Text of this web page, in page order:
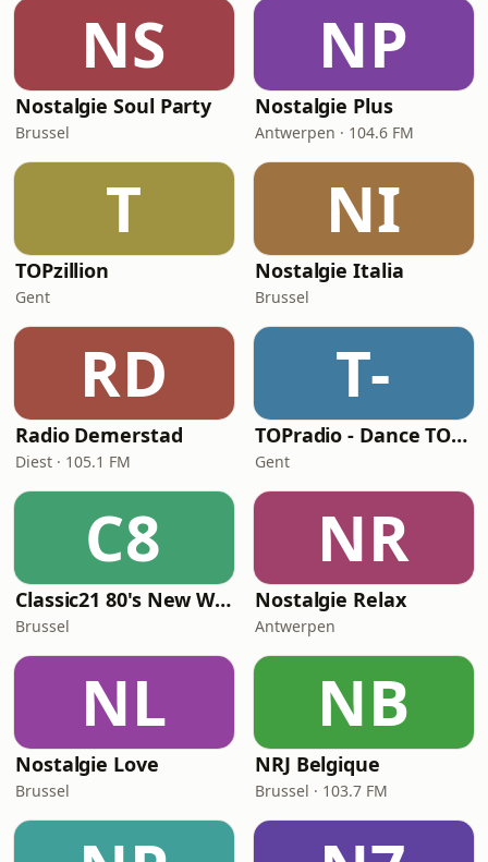
NS
Nostalgie Soul Party
Brussel
NP
Nostalgie Plus
Antwerpen · 104.6 FM
T
TOPzillion
Gent
NI
Nostalgie Italia
Brussel
RD
Radio Demerstad
Diest · 105.1 FM
T-
TOPradio - Dance TOP 1000
Gent
C8
Classic21 80's New Wave
Brussel
NR
Nostalgie Relax
Antwerpen
NL
Nostalgie Love
Brussel
NB
NRJ Belgique
Brussel · 103.7 FM